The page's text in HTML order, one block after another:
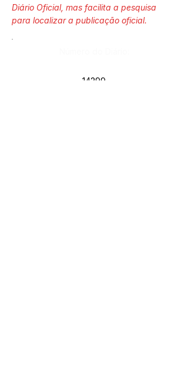
Diário Oficial, mas facilita a pesquisa
para localizar a publicação oficial.
14299